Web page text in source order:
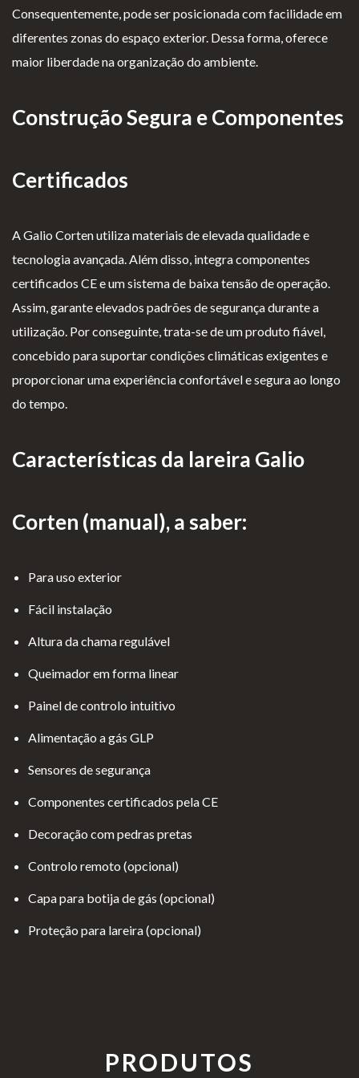
Consequentemente, pode ser posicionada com facilidade em
diferentes zonas do espaço exterior. Dessa forma, oferece
maior liberdade na organização do ambiente.
Construção Segura e Componentes
Certificados
A Galio Corten utiliza materiais de elevada qualidade e
tecnologia avançada. Além disso, integra componentes
certificados CE e um sistema de baixa tensão de operação.
Assim, garante elevados padrões de segurança durante a
utilização. Por conseguinte, trata-se de um produto fiável,
concebido para suportar condições climáticas exigentes e
proporcionar uma experiência confortável e segura ao longo
do tempo.
Características da lareira Galio
Corten (manual), a saber:
Para uso exterior
Fácil instalação
Altura da chama regulável
Queimador em forma linear
Painel de controlo intuitivo
Alimentação a gás GLP
Sensores de segurança
Componentes certificados pela CE
Decoração com pedras pretas
Controlo remoto (opcional)
Capa para botija de gás (opcional)
Proteção para lareira (opcional)
PRODUTOS